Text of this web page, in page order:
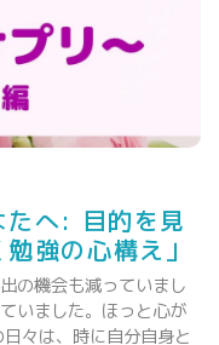
たへ: 目的を見
強の心構え」
の機会も減っていまし
いました。ほっと心が
々は、時に自分自身と